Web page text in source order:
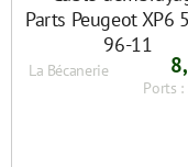
La Bécanerie
Ports :